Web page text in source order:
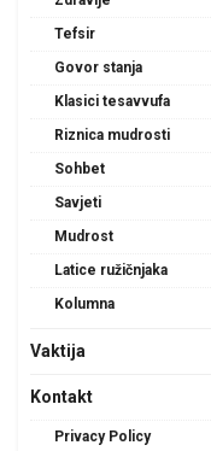
Tefsir
Govor stanja
Klasici tesavvufa
Riznica mudrosti
Sohbet
Savjeti
Mudrost
Latice ružičnjaka
Kolumna
Vaktija
Kontakt
Privacy Policy